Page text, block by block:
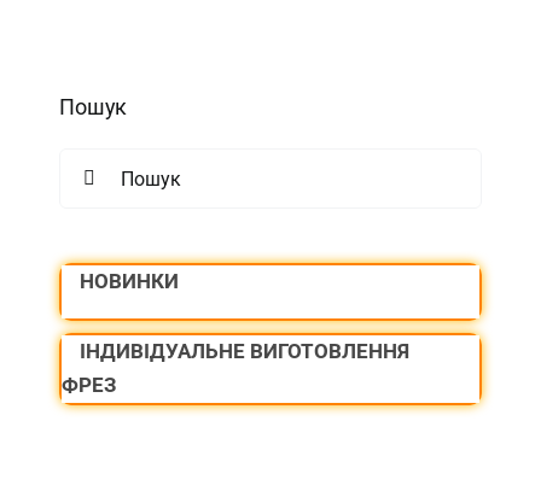
Пошук
НОВИНКИ
ІНДИВІДУАЛЬНЕ ВИГОТОВЛЕННЯ
ФРЕЗ